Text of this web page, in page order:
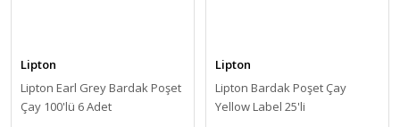
Lipton
Lipton Earl Grey Bardak Poşet
Çay 100'lü 6 Adet
Lipton
Lipton Bardak Poşet Çay
Yellow Label 25'li